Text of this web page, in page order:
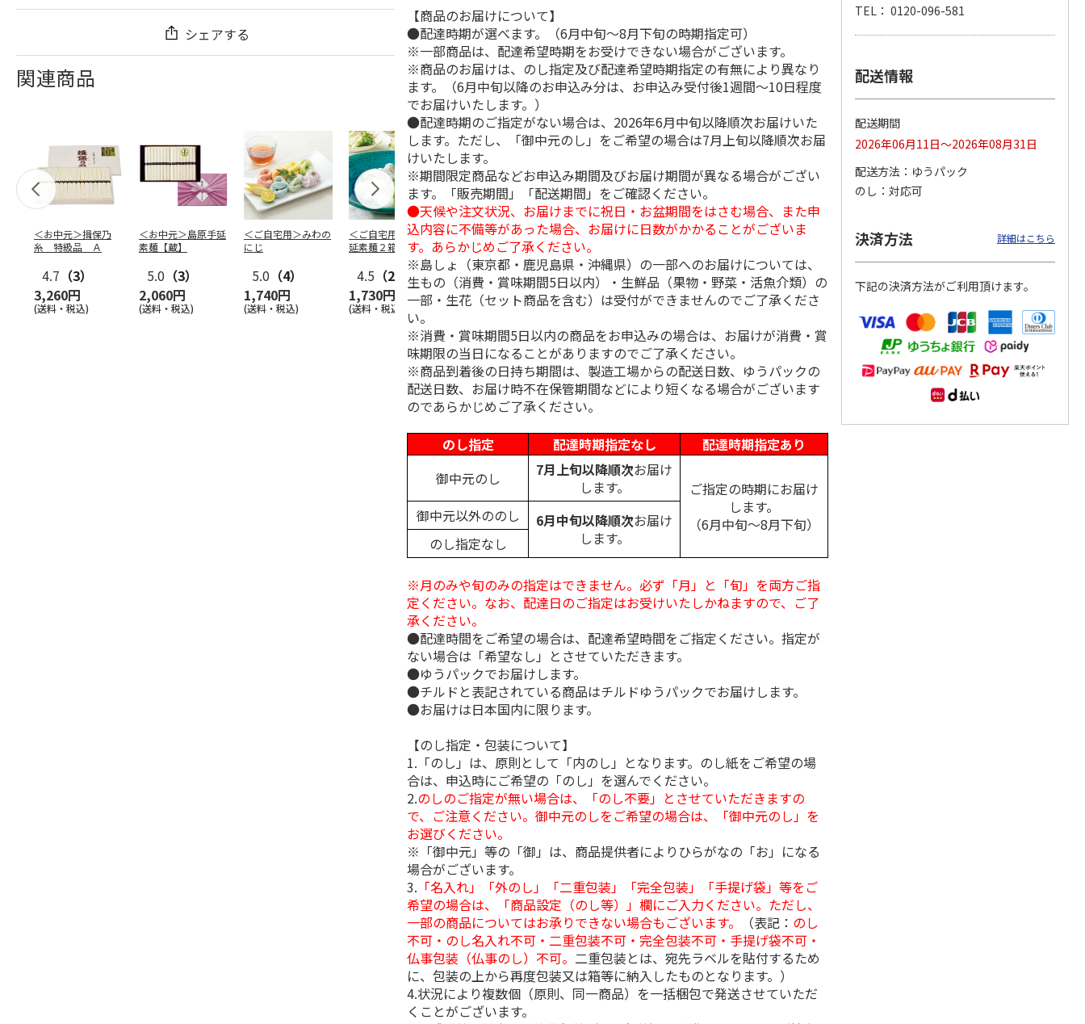
シェアする
関連商品
＜お中元＞揖保乃
糸 特級品 Ａ
4.7 （3）
3,260円
(送料・税込)
＜お中元＞島原手延
素麺【蔵】
5.0 （3）
2,060円
(送料・税込)
＜ご自宅用＞みわの
にじ
5.0 （4）
1,740円
(送料・税込)
＜ご自宅用＞島原手
延素麺２箱・黒ごま
4.5 （2）
1,730円
(送料・税込)
＜お中元＞島原手延
素麺３ｋｇ【古（ひ
ね）】
5.0（2）
3,980円
(送料・税込)
＜お中元＞お徳用
「国産小麦」小豆島
手延べ素麺
5.0（1）
2,700円
(送料・税込)
＜ご自宅用＞島原手
（ひね）】
4.5（2）
2,940円
(送料・税込)
国産熟成 おいしい
す
5.0（1）
3,240円
(送料・税込)
＜お中元＞三輪素
麺 誉 Ｂ
2,950円
三輪素麺 正倉院文
様パッケージ細麺
白髭
4,200円
(送料・税込)
【商品のお届けについて】
●配達時期が選べます。（6月中旬～8月下旬の時期指定可）
※一部商品は、配達希望時期をお受けできない場合がございます。
※商品のお届けは、のし指定及び配達希望時期指定の有無により異なり
ます。（6月中旬以降のお申込み分は、お申込み受付後1週間～10日程度
でお届けいたします。）
●配達時期のご指定がない場合は、2026年6月中旬以降順次お届けいた
します。ただし、「御中元のし」をご希望の場合は7月上旬以降順次お届
けいたします。
※期間限定商品などお申込み期間及びお届け期間が異なる場合がござい
ます。「販売期間」「配送期間」をご確認ください。
●天候や注文状況、お届けまでに祝日・お盆期間をはさむ場合、また申
込内容に不備等があった場合、お届けに日数がかかることがございま
す。あらかじめご了承ください。
※島しょ（東京都・鹿児島県・沖縄県）の一部へのお届けについては、
生もの（消費・賞味期間5日以内）・生鮮品（果物・野菜・活魚介類）の
一部・生花（セット商品を含む）は受付ができませんのでご了承くださ
い。
※消費・賞味期間5日以内の商品をお申込みの場合は、お届けが消費・賞
味期限の当日になることがありますのでご了承ください。
※商品到着後の日持ち期間は、製造工場からの配送日数、ゆうパックの
配送日数、お届け時不在保管期間などにより短くなる場合がございます
のであらかじめご了承ください。
のし指定
配達時期指定なし
配達時期指定あり
御中元のし
7月上旬以降順次お届け
します。
ご指定の時期にお届け
します。
（6月中旬～8月下旬）
御中元以外ののし 6月中旬以降順次お届け
します。
のし指定なし
※月のみや旬のみの指定はできません。必ず「月」と「旬」を両方ご指
定ください。なお、配達日のご指定はお受けいたしかねますので、ご了
承ください。
●配達時間をご希望の場合は、配達希望時間をご指定ください。指定が
ない場合は「希望なし」とさせていただきます。
●ゆうパックでお届けします。
●チルドと表記されている商品はチルドゆうパックでお届けします。
●お届けは日本国内に限ります。
【のし指定・包装について】
1.「のし」は、原則として「内のし」となります。のし紙をご希望の場
合は、申込時にご希望の「のし」を選んでください。
2.のしのご指定が無い場合は、「のし不要」とさせていただきますの
で、ご注意ください。御中元のしをご希望の場合は、「御中元のし」を
お選びください。
※「御中元」等の「御」は、商品提供者によりひらがなの「お」になる
場合がございます。
3. 「名入れ」「外のし」「二重包装」「完全包装」「手提げ袋」等をご
希望の場合は、「商品設定（のし等）」欄にご入力ください。ただし、
一部の商品についてはお承りできない場合もございます。
（表記： のし
不可・のし名入れ不可・二重包装不可・完全包装不可・手提げ袋不可・
仏事包装（仏事のし）不可。 二重包装とは、宛先ラベルを貼付するため
に、包装の上から再度包装又は箱等に納入したものとなります。）
4.状況により複数個（原則、同一商品）を一括梱包で発送させていただ
くことがございます。
TEL： 0120-096-581
配送情報
配送期間
2026年06月11日～2026年08月31日
配送方法
ゆうパック
のし
対応可
決済方法 詳細はこちら
下記の決済方法がご利用頂けます。